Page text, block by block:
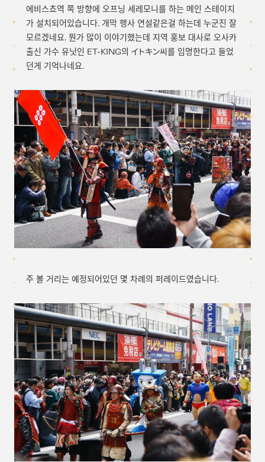
에비스쵸역 쪽 방향에 오프닝 세레모니를 하는 메인 스테이지
가 설치되어있습니다. 개막 행사 연설같은걸 하는데 누군진 잘
모르겠네요. 뭔가 많이 이야기했는데 지역 홍보 대사로 오사카
출신 가수 유닛인 ET-KING의 イトキン씨를 임명한다고 들었
던게 기억나네요.
주 볼 거리는 예정되어있던 몇 차례의 퍼레이드였습니다.